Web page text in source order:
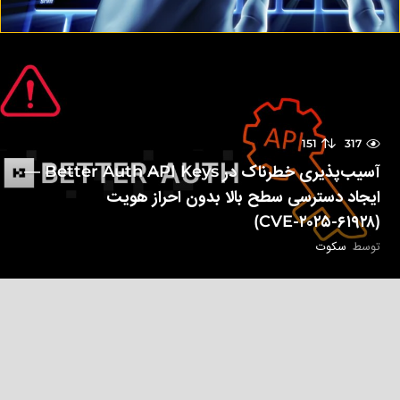
317
151
آسیب‌پذیری خطرناک در Better Auth API Keys —
ایجاد دسترسی سطح بالا بدون احراز هویت
(CVE-۲۰۲۵-۶۱۹۲۸)
توسط سکوت